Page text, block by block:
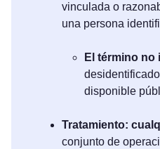
vinculada o
una persona
El término no
disponible
Tratamiento:
conjunto de